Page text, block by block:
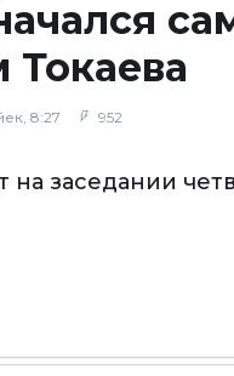
Токаева
8:27 952
на заседании